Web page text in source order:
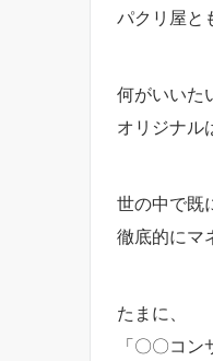
パクリ屋と
何がいいた
オリジナル
世の中で既
徹底的にマ
たまに、
「〇〇コ